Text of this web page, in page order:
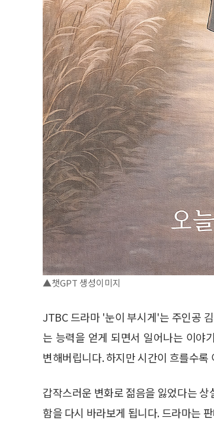
▲챗GPT 생성이미지
JTBC 드라마 '눈이 부시게'는 주인공
는 능력을 얻게 되면서 일어나는 이야
변해버립니다. 하지만 시간이 흐를수
갑작스러운 변화로 젊음을 잃었다는
함을 다시 바라보게 됩니다. 드라마는